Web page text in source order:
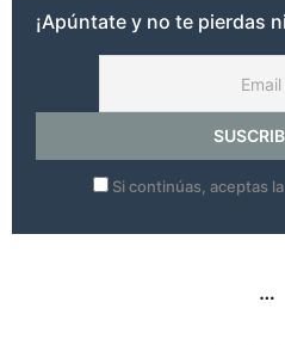
a
¡Apúntate y no te pierdas
Si continúas, aceptas
…